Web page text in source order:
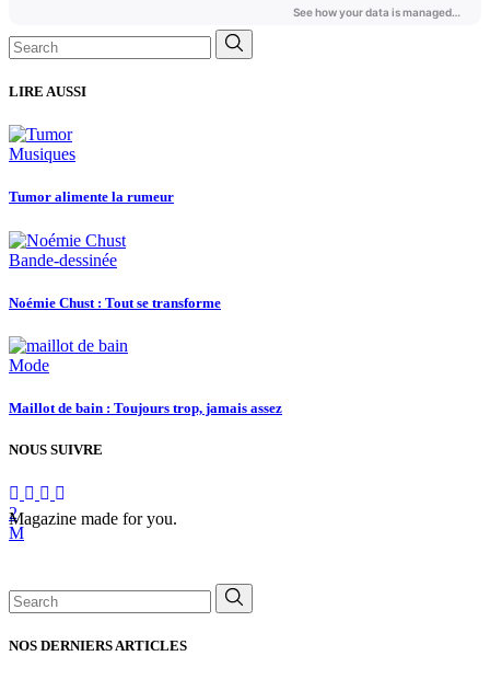
Search
for:
LIRE AUSSI
Musiques
Tumor alimente la rumeur
Bande-dessinée
Noémie Chust : Tout se transforme
Mode
Maillot de bain : Toujours trop, jamais assez
NOUS SUIVRE
Magazine made for you.
Search
for:
NOS DERNIERS ARTICLES